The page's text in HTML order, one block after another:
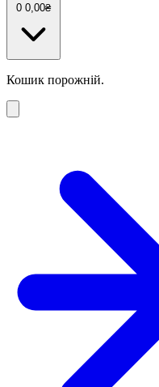
0 0 ,00₴
Кошик порожній.